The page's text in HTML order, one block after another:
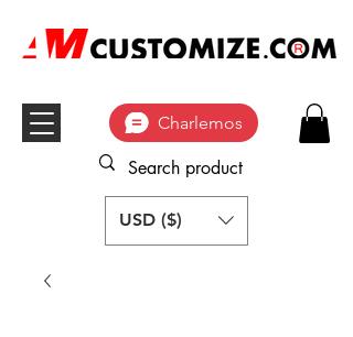
Charlemos
USD ($)